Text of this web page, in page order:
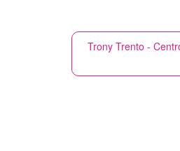
Trony Trento -